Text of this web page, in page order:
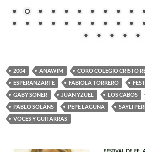
2004 ANAWIM
CORO COLEGIO CRISTO
ESPERANZARTE
FABIOLA TORRERO
GABY SOÑER
JUAN YZUEL LOS CABOS
PABLO SOLÁNS
PEPE LAGUNA SAYLI
VOCES Y GUITARRAS